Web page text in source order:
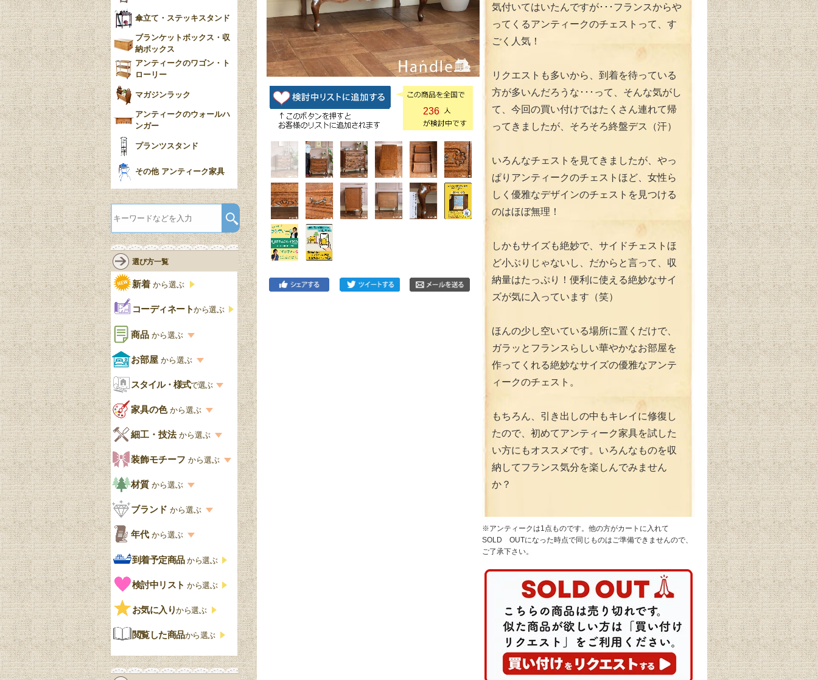
236
気付いてはいたんですが･･･フランスからや
ってくるアンティークのチェストって、す
ごく人気！
リクエストも多いから、到着を待っている
方が多いんだろうな･･･って、そんな気がし
て、今回の買い付けではたくさん連れて帰
ってきましたが、そろそろ終盤デス（汗）
いろんなチェストを見てきましたが、やっ
ぱりアンティークのチェストほど、女性ら
しく優雅なデザインのチェストを見つける
のはほぼ無理！
しかもサイズも絶妙で、サイドチェストほ
ど小ぶりじゃないし、だからと言って、収
納量はたっぷり！便利に使える絶妙なサイ
ズが気に入っています（笑）
ほんの少し空いている場所に置くだけで、
ガラッとフランスらしい華やかなお部屋を
作ってくれる絶妙なサイズの優雅なアンテ
ィークのチェスト。
もちろん、引き出しの中もキレイに修復し
たので、初めてアンティーク家具を試した
い方にもオススメです。いろんなものを収
納してフランス気分を楽しんでみません
か？
※アンティークは1点ものです。他の方がカートに入れて
SOLD OUTになった時点で同じものはご準備できませんので、
ご了承下さい。
傘立て・ステッキスタンド
ブランケットボックス・収
納ボックス
アンティークのワゴン・ト
ローリー
マガジンラック
アンティークのウォールハ
ンガー
プランツスタンド
その他 アンティーク家具
選び方一覧
新着 から選ぶ
コーディネートから選ぶ
商品 から選ぶ
商品一覧を見る
収納家具
書棚
デスクおしゃれ
食器棚おしゃれ
木製ワゴン
ェア
洋服タンス
チェストおしゃれ
クローゼット
鏡台
お部屋 から選ぶ
お部屋から選ぶ一覧
リビング
キッチン・ダイニング
スタイル・様式で選ぶ
スタイル一覧
英国アンティーク
英国クラシック
式
エリザベス様式
ジャコビアン
ロココ様式
家具の色から選ぶ
家具の色一覧
カスタード色
アップルパイ色
白・ホワイト
細工・技法 から選ぶ
細工・技法の一覧
象嵌・マーケットリー
寄木・パーケットリー
装飾モチーフ から選ぶ
模様の一覧
ペディメント
コーニス
グ
ストラップワーク
雷文
ビーディング
リネンフォールド
材質 から選ぶ
材質の一覧
オーク材
マホガニー
ローズウッド材
ブランド から選ぶ
ブランド一覧
Handleオリジナル
ウィリアムモリス
ロイドルーム
年代 から選ぶ
年代別の一覧
アンティーク
ビンテージ
到着予定商品から選ぶ
検討中リスト から選ぶ
お気に入りから選ぶ
閲覧した商品から選ぶ